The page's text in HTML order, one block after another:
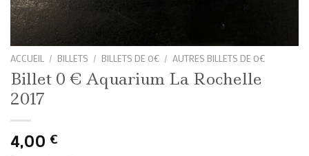
ACCUEIL / BILLETS / BILLETS DE 0€ / AUTRES BILLETS DE 0€
Billet 0 € Aquarium La Rochelle
2017
4,00 €